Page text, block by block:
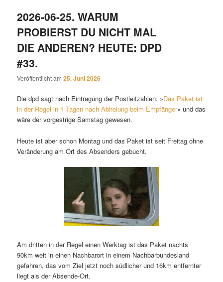
2026-06-25. WARUM
PROBIERST DU NICHT MAL
DIE ANDEREN? HEUTE: DPD
#33.
Veröffentlicht am25. Juni 2026
Die dpd sagt nach Eintragung der Postleitzahlen: »Das Paket ist
in der Regel in 1 Tagen nach Abholung beim Empfänger« und das
wäre der vorgestrige Samstag gewesen.
Heute ist aber schon Montag und das Paket ist seit Freitag ohne
Veränderung am Ort des Absenders gebucht.
Am dritten in der Regel einen Werktag ist das Paket nachts
90km weit in einen Nachbarort in einem Nachbarbundesland
gefahren, das vom Ziel jetzt noch südlicher und 16km entfernter
liegt als der Absende-Ort.